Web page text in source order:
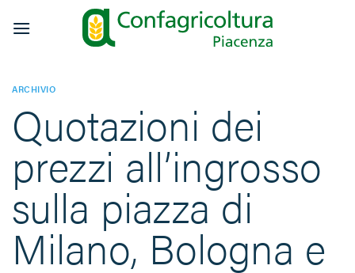
ARCHIVIO
Quotazioni dei
prezzi all’ingrosso
sulla piazza di
Milano, Bologna e